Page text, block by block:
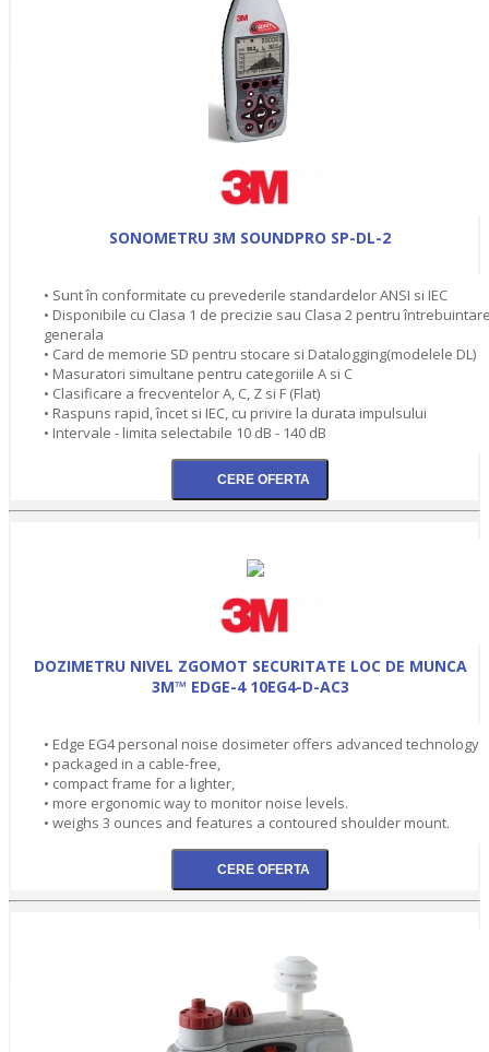
SONOMETRU 3M SOUNDPRO SP-DL-2
• Sunt în conformitate cu prevederile standardelor ANSI si IEC
• Disponibile cu Clasa 1 de precizie sau Clasa 2 pentru
generala
• Card de memorie SD pentru stocare si Datalogging(modelele DL)
• Masuratori simultane pentru categoriile A si C
• Clasificare a frecventelor A, C, Z si F (Flat)
• Raspuns rapid, încet si IEC, cu privire la durata impulsului
• Intervale - limita selectabile 10 dB - 140 dB
DOZIMETRU NIVEL ZGOMOT SECURITATE LOC DE MUNCA
3M™ EDGE-4 10EG4-D-AC3
• Edge EG4 personal noise dosimeter offers advanced technology
• packaged in a cable-free,
• compact frame for a lighter,
• more ergonomic way to monitor noise levels.
• weighs 3 ounces and features a contoured shoulder mount.